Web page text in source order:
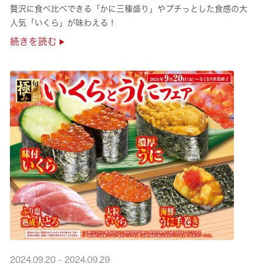
贅沢に食べ比べできる「かに三種盛り」やプチっとした食感の大
人気「いくら」が味わえる！
続きを読む
2024.09.20 - 2024.09.29